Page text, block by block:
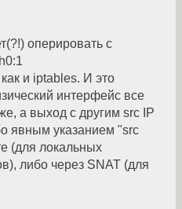
оперировать с
и iptables. И это
интерфейс все
а выход с другим src IP
явным указанием "src
(для локальных
либо через SNAT (для